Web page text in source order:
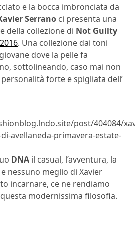
e la bocca imbronciata da
Serrano ci presenta una
della collezione di Not Guilty
. Una collezione dai toni
dove la pelle fa
sottolineando, caso mai non
forte e spigliata dell’
post/404084/
avellaneda-primavera-estate-
DNA il casual, l’avventura, la
nessuno meglio di Xavier
incarnare, ce ne rendiamo
modernissima filosofia.